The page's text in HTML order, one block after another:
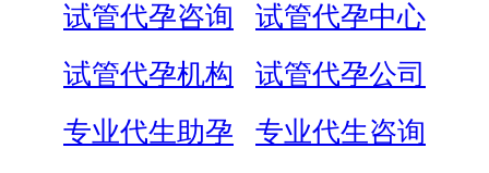
试管代孕咨询
试管代孕中心
试管代孕机构
试管代孕公司
专业代生助孕
专业代生咨询